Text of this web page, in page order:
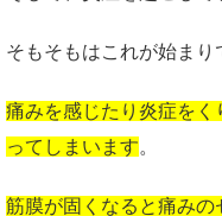
そもそもはこれが始まり
痛みを感じたり炎症を
ってしまいます。
筋膜が固くなると痛みの